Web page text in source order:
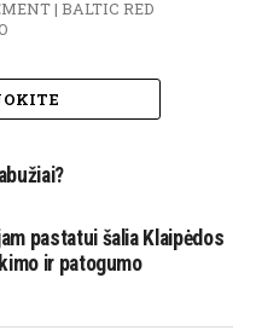
| BALTIC RED
pastatui šalia Klaipėdos
ir patogumo